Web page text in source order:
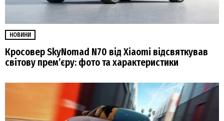
НОВИНИ
Кросовер SkyNomad N70 від Xiaomi відсвяткував
світову прем’єру: фото та характеристики